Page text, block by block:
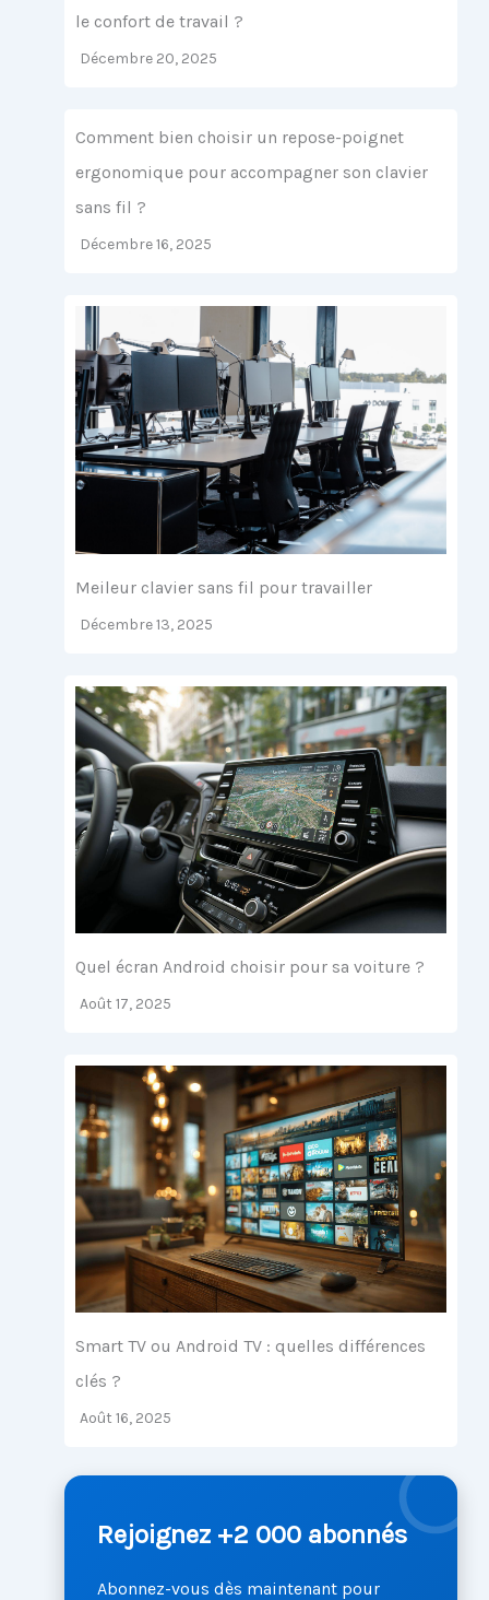
le confort de travail ?
Décembre 20, 2025
Comment bien choisir un repose-poignet
ergonomique pour accompagner son clavier
sans fil ?
Décembre 16, 2025
Meileur clavier sans fil pour travailler
Décembre 13, 2025
Quel écran Android choisir pour sa voiture ?
Août 17, 2025
Smart TV ou Android TV : quelles différences
clés ?
Août 16, 2025
Rejoignez +2 000 abonnés
Abonnez-vous dès maintenant pour